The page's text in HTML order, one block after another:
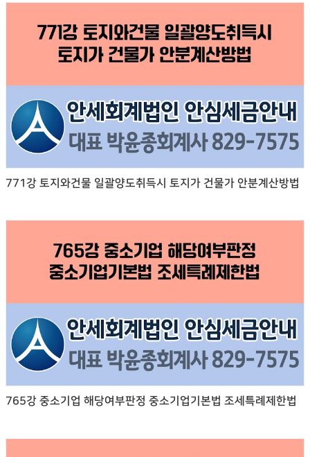
771강 토지와건물 일괄양도취득시 토지가 건물가 안분계산방법
765강 중소기업 해당여부판정 중소기업기본법 조세특례제한법